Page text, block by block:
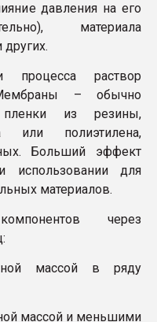
давления на его
материала
процесса раствор
– обычно
пленки из резины,
или полиэтилена,
Больший эффект
использовании для
материалов.
через
массой в ряду
массой и меньшими